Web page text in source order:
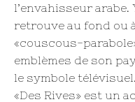
l’envahisseur arabe.
retrouve au fond ou
«couscous-
emblèmes de son
le symbole télévisuel.
«Des Rives» est un